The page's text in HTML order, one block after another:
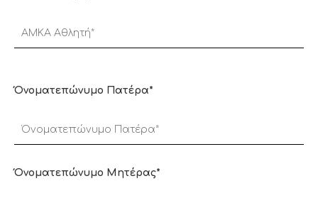
Όνοματεπώνυμο Πατέρα*
Όνοματεπώνυμο Μητέρας*